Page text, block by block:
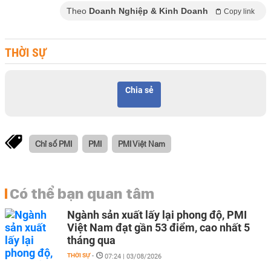
Theo Doanh Nghiệp & Kinh Doanh Copy link
THỜI SỰ
Chia sẻ
Chỉ số PMI PMI PMI Việt Nam
Có thể bạn quan tâm
Ngành sản xuất lấy lại phong độ, PMI
Việt Nam đạt gần 53 điểm, cao nhất 5
tháng qua
THỜI SỰ - 07:24 | 03/08/2026